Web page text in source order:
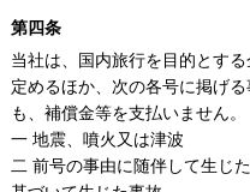
第四条
当社は、国内旅行を目的とす
定めるほか、次の各号に掲げ
も、補償金等を支払いません。
一 地震、噴火又は津波
二 前号の事由に随伴して生じ